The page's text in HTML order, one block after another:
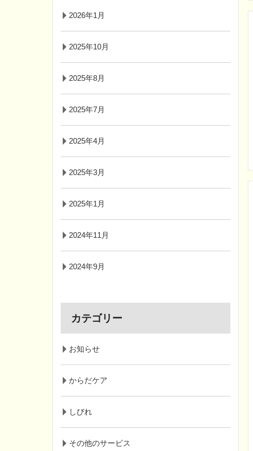
2026年1月
2025年10月
2025年8月
2025年7月
2025年4月
2025年3月
2025年1月
2024年11月
2024年9月
カテゴリー
お知らせ
からだケア
しびれ
その他のサービス